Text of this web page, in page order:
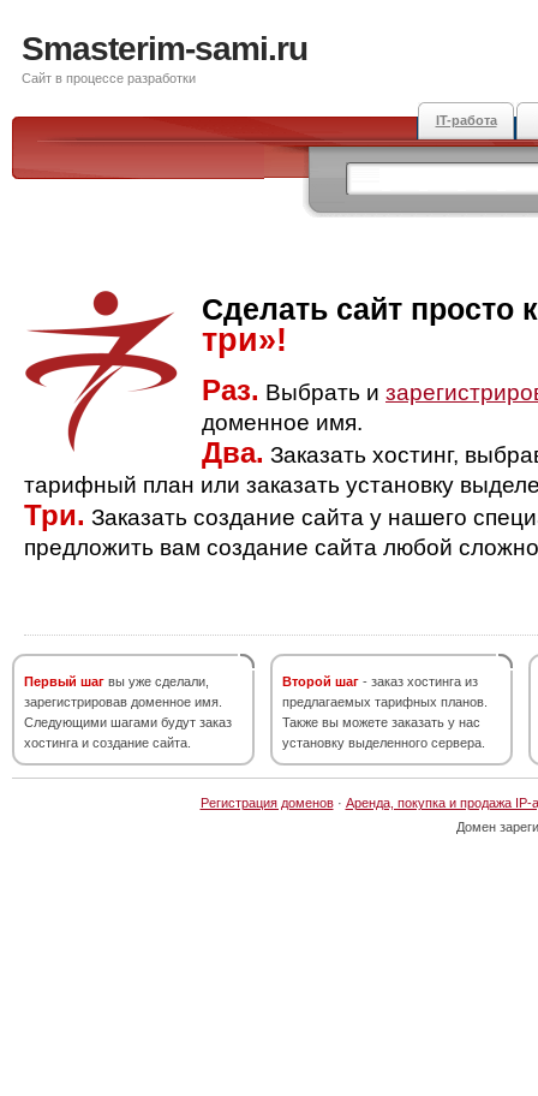
Smasterim-sami.ru
Сайт в процессе разработки
IT-работа
Сделать сайт просто
три»!
Раз. Выбрать и
доменное имя.
Два. Заказать хостинг,
тарифный план или заказать установку
Три. Заказать создание сайта у нашего
предложить вам создание сайта любой
Первый шаг вы уже сделали,
зарегистрировав доменное имя.
Следующими шагами будут заказ
хостинга и создание сайта.
Второй шаг - заказ хостинга из
предлагаемых тарифных планов.
Также вы можете заказать у нас
установку выделенного сервера.
Регистрация доменов· Аренда, покупка и продажа IP-
Домен